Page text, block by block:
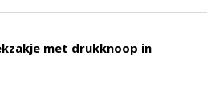
met drukknoop in